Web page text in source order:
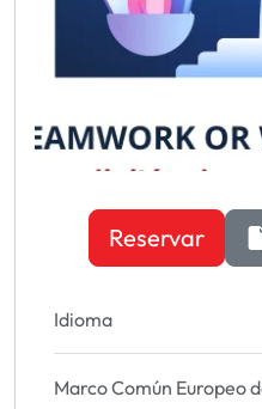
Reservar
Idioma
Marco Común Europeo